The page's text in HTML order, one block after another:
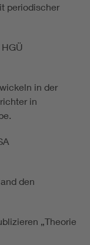
periodischer
in der
in
den
„Theorie